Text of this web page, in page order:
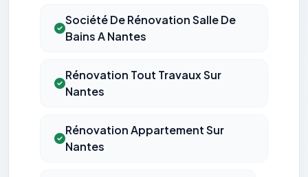
Société De Rénovation Salle De
Bains A Nantes
Rénovation Tout Travaux Sur
Nantes
Rénovation Appartement Sur
Nantes